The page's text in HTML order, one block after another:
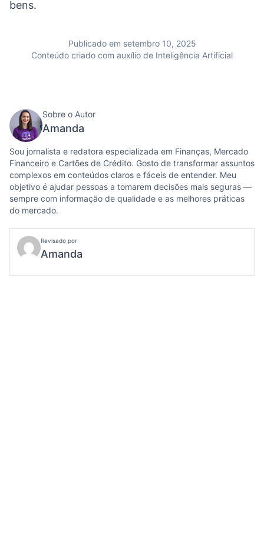
bens.
Publicado em setembro 10, 2025
Conteúdo criado com auxílio de Inteligência Artificial
Sobre o Autor
Amanda
Sou jornalista e redatora especializada em Finanças, Mercado
Financeiro e Cartões de Crédito. Gosto de transformar assuntos
complexos em conteúdos claros e fáceis de entender. Meu
objetivo é ajudar pessoas a tomarem decisões mais seguras —
sempre com informação de qualidade e as melhores práticas
do mercado.
Revisado por
Amanda